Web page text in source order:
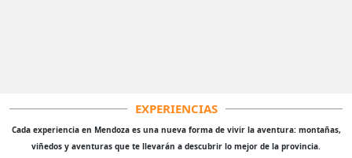
EXPERIENCIAS
Cada experiencia en Mendoza es una nueva forma de vivir la aventura: montañas,
viñedos y aventuras que te llevarán a descubrir lo mejor de la provincia.